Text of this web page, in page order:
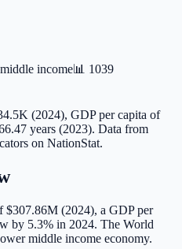
income 📊 1039
(2024), GDP per capita of
years (2023). Data from
on NationStat.
$307.86M (2024), a GDP per
by 5.3% in 2024. The World
middle income economy.